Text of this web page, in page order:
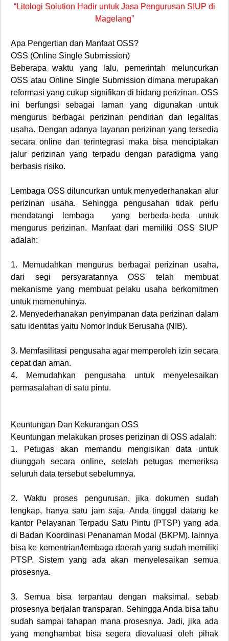
“Litologi Solution Hadir untuk Jasa Pengurusan SIUP di
Magelang”
Apa Pengertian dan Manfaat OSS?
OSS (Online Single Submission)
Beberapa waktu yang lalu, pemerintah meluncurkan
OSS atau Online Single Submission dimana merupakan
reformasi yang cukup signifikan di bidang perizinan. OSS
ini berfungsi sebagai laman yang digunakan untuk
mengurus berbagai perizinan pendirian dan legalitas
usaha. Dengan adanya layanan perizinan yang tersedia
secara online dan terintegrasi maka bisa menciptakan
jalur perizinan yang terpadu dengan paradigma yang
berbasis risiko.
Lembaga OSS diluncurkan untuk menyederhanakan alur
perizinan usaha. Sehingga pengusahan tidak perlu
mendatangi lembaga yang berbeda-beda untuk
mengurus perizinan. Manfaat dari memiliki OSS SIUP
adalah:
1.
Memudahkan mengurus berbagai perizinan usaha,
dari segi persyaratannya OSS telah membuat
mekanisme yang membuat pelaku usaha berkomitmen
untuk memenuhinya.
2. Menyederhanakan penyimpanan data perizinan dalam
satu identitas yaitu Nomor Induk Berusaha (NIB).
3. Memfasilitasi pengusaha agar memperoleh izin secara
cepat dan aman.
4.
Memudahkan pengusaha untuk menyelesaikan
permasalahan di satu pintu.
Keuntungan Dan Kekurangan OSS
Keuntungan melakukan proses perizinan di OSS adalah:
1.
Petugas akan memandu mengisikan data untuk
diunggah secara online, setelah petugas memeriksa
seluruh data tersebut sebelumnya.
2.
Waktu proses pengurusan, jika dokumen sudah
lengkap, hanya satu jam saja. Anda tinggal datang ke
kantor Pelayanan Terpadu Satu Pintu (PTSP) yang ada
di Badan Koordinasi Penanaman Modal (BKPM). lainnya
bisa ke kementrian/lembaga daerah yang sudah memiliki
PTSP. Sistem yang ada akan menyelesaikan semua
prosesnya.
3.
Semua bisa terpantau dengan maksimal. sebab
prosesnya berjalan transparan. Sehingga Anda bisa tahu
sudah sampai tahapan mana prosesnya. Jadi, jika ada
yang menghambat bisa segera dievaluasi oleh pihak